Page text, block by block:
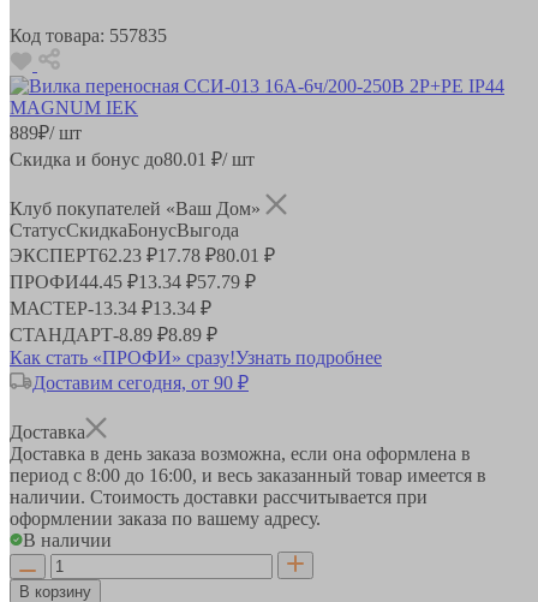
Код товара: 557835
889₽/ шт
Скидка и бонус до80.01 ₽/ шт
Клуб покупателей «Ваш Дом»
СтатусСкидкаБонусВыгода
ЭКСПЕРТ62.23 ₽17.78 ₽80.01 ₽
ПРОФИ44.45 ₽13.34 ₽57.79 ₽
МАСТЕР-13.34 ₽13.34 ₽
СТАНДАРТ-8.89 ₽8.89 ₽
Как стать «ПРОФИ» сразу!Узнать подробнее
Доставим сегодня, от 90 ₽
Доставка
Доставка в день заказа возможна, если она оформлена в
период с 8:00 до 16:00, и весь заказанный товар имеется в
наличии. Стоимость доставки рассчитывается при
оформлении заказа по вашему адресу.
В наличии
В корзину